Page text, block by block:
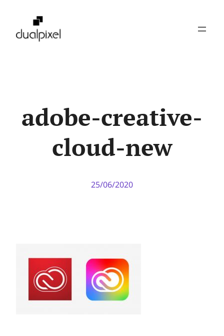
adobe-creative-
cloud-new
25/06/2020